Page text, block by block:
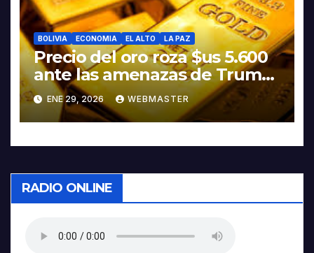
BOLIVIA ECONOMIA EL ALTO LA PAZ
Precio del oro roza $us 5.600
ante las amenazas de Trump
contra Irán
ENE 29, 2026 WEBMASTER
RADIO ONLINE